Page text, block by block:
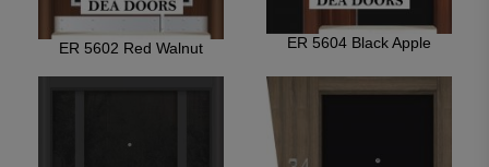
ER 5602 Red Walnut ER 5604 Black Apple